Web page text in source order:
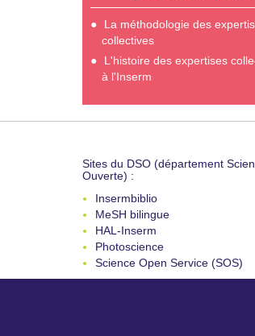
La méthodologie des
collectives
L'histoire des expertises
à l'Inserm
Sites du DSO (département
Ouverte) :
Insermbiblio
MeSH bilingue
HAL-Inserm
Photoscience
Science Open Service (SOS)